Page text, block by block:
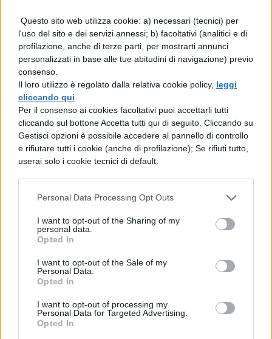
Questo sito web utilizza cookie: a) necessari (tecnici) per
l'uso del sito e dei servizi annessi; b) facoltativi (analitici e di
profilazione, anche di terze parti, per mostrarti annunci
personalizzati in base alle tue abitudini di navigazione) previo
consenso.
Il loro utilizzo è regolato dalla relativa cookie policy, leggi
cliccando qui
Per il consenso ai cookies facoltativi puoi accettarli tutti
cliccando sul bottone Accetta tutti qui di seguito. Cliccando su
Gestisci opzioni è possibile accedere al pannello di controllo
e rifiutare tutti i cookie (anche di profilazione); Se rifiuti tutto,
userai solo i cookie tecnici di default.
Personal Data Processing Opt Outs
I want to opt-out of the Sharing of my
personal data.
Opted In
I want to opt-out of the Sale of my
Personal Data.
Opted In
I want to opt-out of processing my
Personal Data for Targeted Advertising.
Opted In
TI POTREBBE INTERESSARE
Francia vieta i social ai
minori di 15 anni dal 1°
settembre: come
funziona il controllo
dell'età
NEWS LIFESTYLE
Oltre uno studente su
sei a rischio: l'allarme
e social nella
CONCERTI & SCALETTE